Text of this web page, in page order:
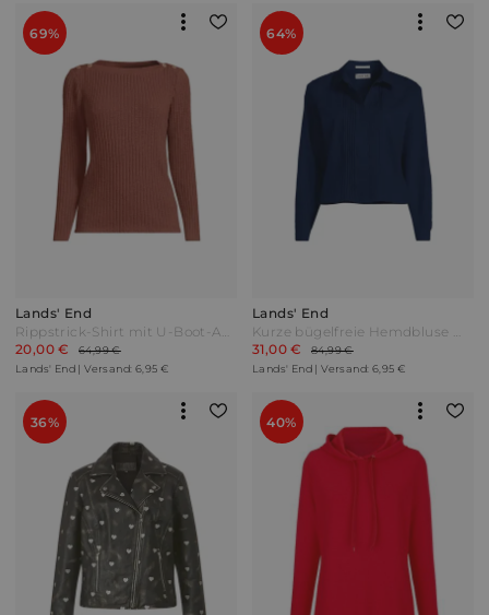
69%
Lands' End
Rippstrick-Shirt mit U-Boot-Ausschnitt Damen Braun by Lands' End
20,00 €
64,99 €
Lands' End | Versand: 6,95 €
64%
Lands' End
Kurze bügelfreie Hemdbluse mit Biesen Damen Blau by Lands' End
31,00 €
84,99 €
Lands' End | Versand: 6,95 €
36% 40%